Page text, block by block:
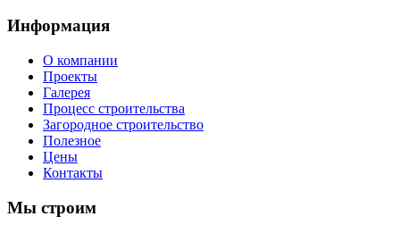
Информация
О компании
Проекты
Галерея
Процесс строительства
Загородное строительство
Полезное
Цены
Контакты
Мы строим